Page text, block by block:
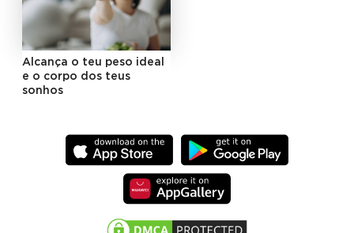
Alcança o teu peso ideal
e o corpo dos teus
sonhos